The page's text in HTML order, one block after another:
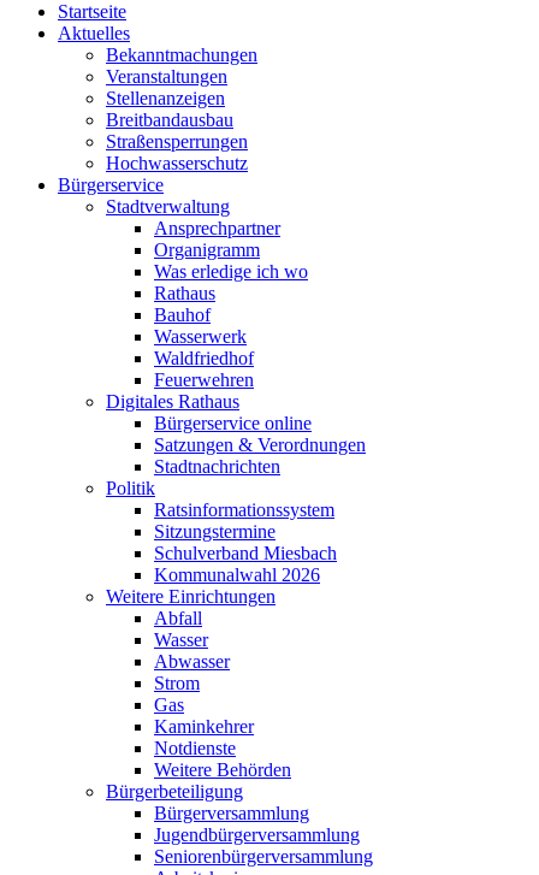
Startseite
Aktuelles
Bekanntmachungen
Veranstaltungen
Stellenanzeigen
Breitbandausbau
Straßensperrungen
Hochwasserschutz
Bürgerservice
Stadtverwaltung
Ansprechpartner
Organigramm
Was erledige ich wo
Rathaus
Bauhof
Wasserwerk
Waldfriedhof
Feuerwehren
Digitales Rathaus
Bürgerservice online
Satzungen & Verordnungen
Stadtnachrichten
Politik
Ratsinformationssystem
Sitzungstermine
Schulverband Miesbach
Kommunalwahl 2026
Weitere Einrichtungen
Abfall
Wasser
Abwasser
Strom
Gas
Kaminkehrer
Notdienste
Weitere Behörden
Bürgerbeteiligung
Bürgerversammlung
Jugendbürgerversammlung
Seniorenbürgerversammlung